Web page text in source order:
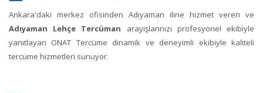
Ankara'daki merkez ofisinden Adıyaman iline hizmet veren ve
Adıyaman Lehçe Tercüman arayışlarınızı profesyonel ekibiyle
yanıtlayan ONAT Tercüme dinamik ve deneyimli ekibiyle kaliteli
tercüme hizmetleri sunuyor.